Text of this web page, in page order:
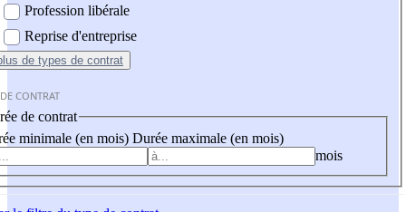
Profession libérale
Reprise d'entreprise
de types de contrat
CONTRAT
de contrat
minimale (en mois) Durée maximale (en mois)
mois